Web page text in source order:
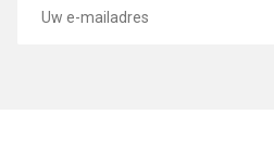
mailadres